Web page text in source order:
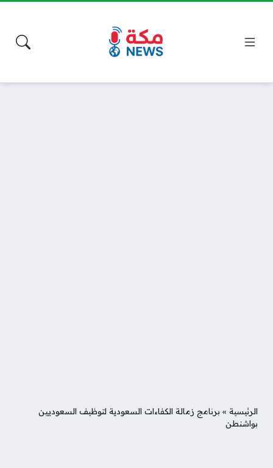
الرئيسية » برنامج زمالة الكفاءات السعودية لتوظيف السعوديين
بواشنطن